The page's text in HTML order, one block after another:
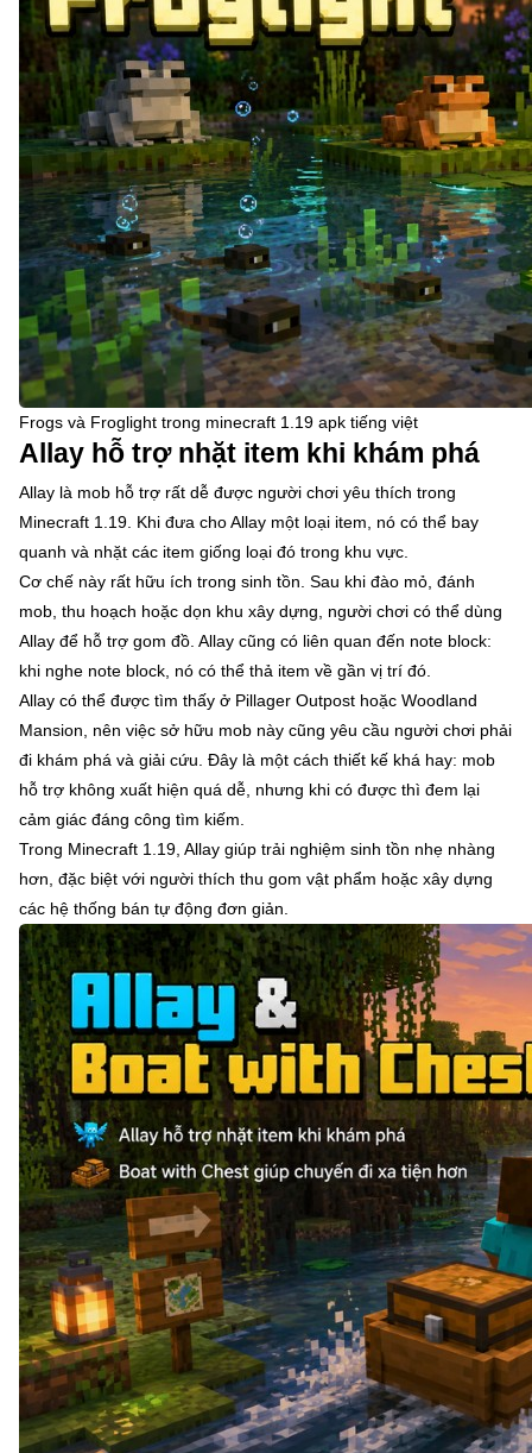
Frogs và Froglight trong minecraft 1.19 apk tiếng việt
Allay hỗ trợ nhặt item khi khám phá
Allay là mob hỗ trợ rất dễ được người chơi yêu thích trong
Minecraft 1.19. Khi đưa cho Allay một loại item, nó có thể bay
quanh và nhặt các item giống loại đó trong khu vực.
Cơ chế này rất hữu ích trong sinh tồn. Sau khi đào mỏ, đánh
mob, thu hoạch hoặc dọn khu xây dựng, người chơi có thể dùng
Allay để hỗ trợ gom đồ. Allay cũng có liên quan đến note block:
khi nghe note block, nó có thể thả item về gần vị trí đó.
Allay có thể được tìm thấy ở Pillager Outpost hoặc Woodland
Mansion, nên việc sở hữu mob này cũng yêu cầu người chơi phải
đi khám phá và giải cứu. Đây là một cách thiết kế khá hay: mob
hỗ trợ không xuất hiện quá dễ, nhưng khi có được thì đem lại
cảm giác đáng công tìm kiếm.
Trong Minecraft 1.19, Allay giúp trải nghiệm sinh tồn nhẹ nhàng
hơn, đặc biệt với người thích thu gom vật phẩm hoặc xây dựng
các hệ thống bán tự động đơn giản.